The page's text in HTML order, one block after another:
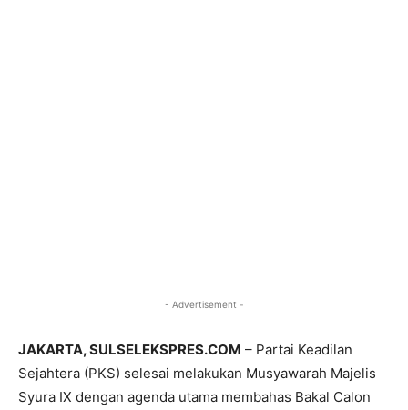
- Advertisement -
JAKARTA, SULSELEKSPRES.COM – Partai Keadilan
Sejahtera (PKS) selesai melakukan Musyawarah Majelis
Syura IX dengan agenda utama membahas Bakal Calon